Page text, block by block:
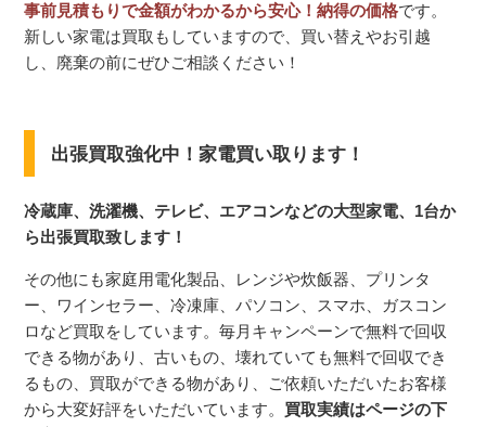
事前見積もりで金額がわかるから安心！納得の価格です。
新しい家電は買取もしていますので、買い替えやお引越
し、廃棄の前にぜひご相談ください！
出張買取強化中！家電買い取ります！
冷蔵庫、洗濯機、テレビ、エアコンなどの大型家電、1台か
ら出張買取致します！
その他にも家庭用電化製品、レンジや炊飯器、プリンタ
ー、ワインセラー、冷凍庫、パソコン、スマホ、ガスコン
ロなど買取をしています。毎月キャンペーンで無料で回収
できる物があり、古いもの、壊れていても無料で回収でき
るもの、買取ができる物があり、ご依頼いただいたお客様
から大変好評をいただいています。 買取実績はページの下